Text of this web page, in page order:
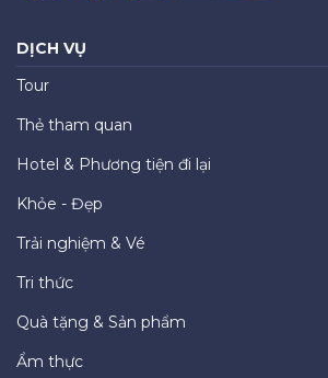
DỊCH VỤ
Tour
Thẻ tham quan
Hotel & Phương tiện đi lại
Khỏe - Đẹp
Trải nghiệm & Vé
Tri thức
Quà tặng & Sản phẩm
Ẩm thực